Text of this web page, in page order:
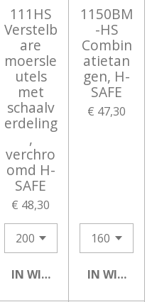
111HS
Verstelb
are
moersle
utels
met
schaalv
erdeling
,
verchro
omd H-
SAFE
€ 48,30
IN WINKELWAGEN
1150BM
-HS
Combin
atietan
gen, H-
SAFE
€ 47,30
IN